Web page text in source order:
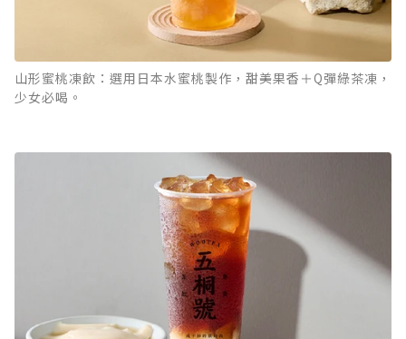
山形蜜桃凍飲：選用日本水蜜桃製作，甜美果香＋Q彈綠茶凍，
少女必喝。